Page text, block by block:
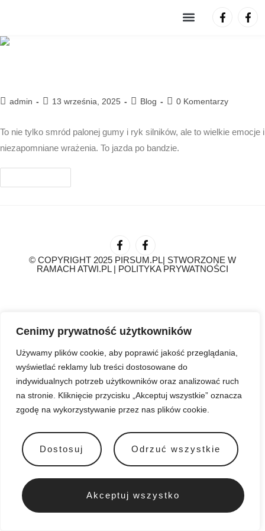
Cenimy prywatność użytkowników
Używamy plików cookie, aby poprawić jakość przeglądania,
wyświetlać reklamy lub treści dostosowane do
indywidualnych potrzeb użytkowników oraz analizować ruch
na stronie. Kliknięcie przycisku „Akceptuj wszystkie” oznacza
zgodę na wykorzystywanie przez nas plików cookie.
Dostosuj Odrzuć wszystkie
Akceptuj wszystko
admin 13 września, 2025 Blog 0 Komentarzy
To nie tylko smród palonej gumy i ryk silników, ale to wielkie emocje i
niezapomniane wrażenia. To jazda po bandzie.
© COPYRIGHT 2025 PIRSUM.PL| STWORZONE W
RAMACH ATWI.PL| POLITYKA PRYWATNOŚCI